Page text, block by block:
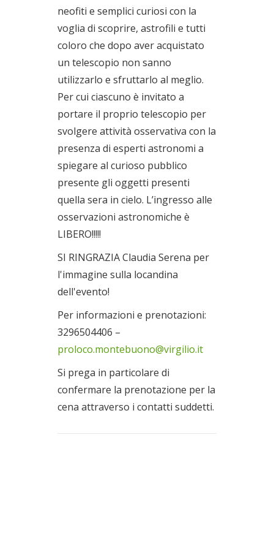
neofiti e semplici curiosi con la
voglia di scoprire, astrofili e tutti
coloro che dopo aver acquistato
un telescopio non sanno
utilizzarlo e sfruttarlo al meglio.
Per cui ciascuno è invitato a
portare il proprio telescopio per
svolgere attività osservativa con la
presenza di esperti astronomi a
spiegare al curioso pubblico
presente gli oggetti presenti
quella sera in cielo. L’ingresso alle
osservazioni astronomiche è
LIBERO!!!!!
SI RINGRAZIA Claudia Serena per
l'immagine sulla locandina
dell'evento!
Per informazioni e prenotazioni:
3296504406 –
proloco.montebuono@virgili​o.it
Si prega in particolare di
confermare la prenotazione per la
cena attraverso i contatti suddetti.